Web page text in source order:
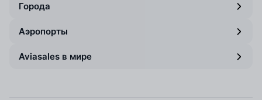
Города
Аэропорты
Aviasales в мире